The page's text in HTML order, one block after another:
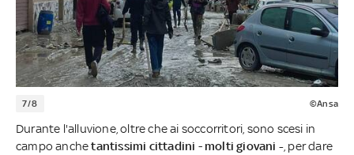
7/8 ©Ansa
Durante l'alluvione, oltre che ai soccorritori, sono scesi in
campo anchetantissimi cittadini - molti giovani - , per dare